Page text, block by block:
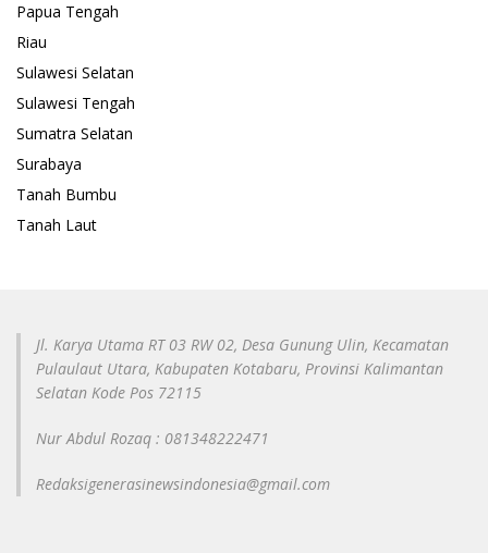
Papua Tengah
Riau
Sulawesi Selatan
Sulawesi Tengah
Sumatra Selatan
Surabaya
Tanah Bumbu
Tanah Laut
Jl. Karya Utama RT 03 RW 02, Desa Gunung Ulin, Kecamatan
Pulaulaut Utara, Kabupaten Kotabaru, Provinsi Kalimantan
Selatan Kode Pos 72115
Nur Abdul Rozaq : 081348222471
Redaksigenerasinewsindonesia@gmail.com